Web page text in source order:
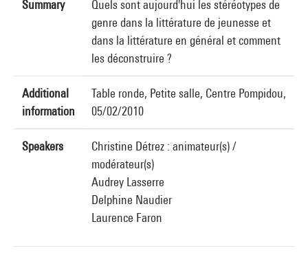
Summary
Quels sont aujourd'hui les stéréotypes de
genre dans la littérature de jeunesse et
dans la littérature en général et comment
les déconstruire ?
Additional
information
Table ronde, Petite salle, Centre Pompidou,
05/02/2010
Speakers
Christine Détrez : animateur(s) /
modérateur(s)
Audrey Lasserre
Delphine Naudier
Laurence Faron